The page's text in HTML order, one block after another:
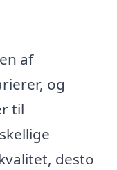
af
og
til
desto